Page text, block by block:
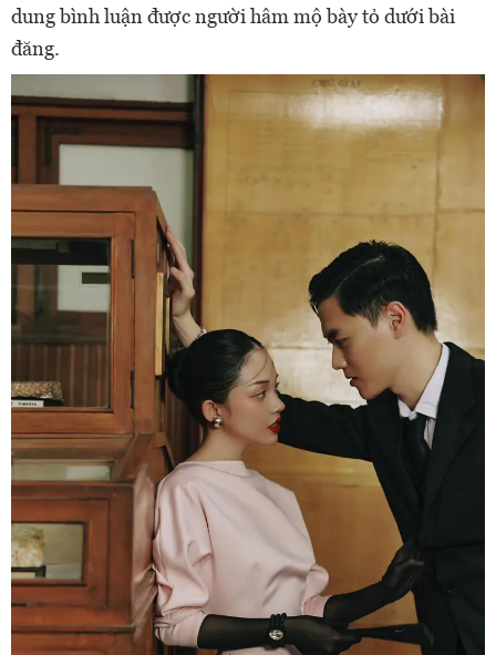
dung bình luận được người hâm mộ bày tỏ dưới bài
đăng.